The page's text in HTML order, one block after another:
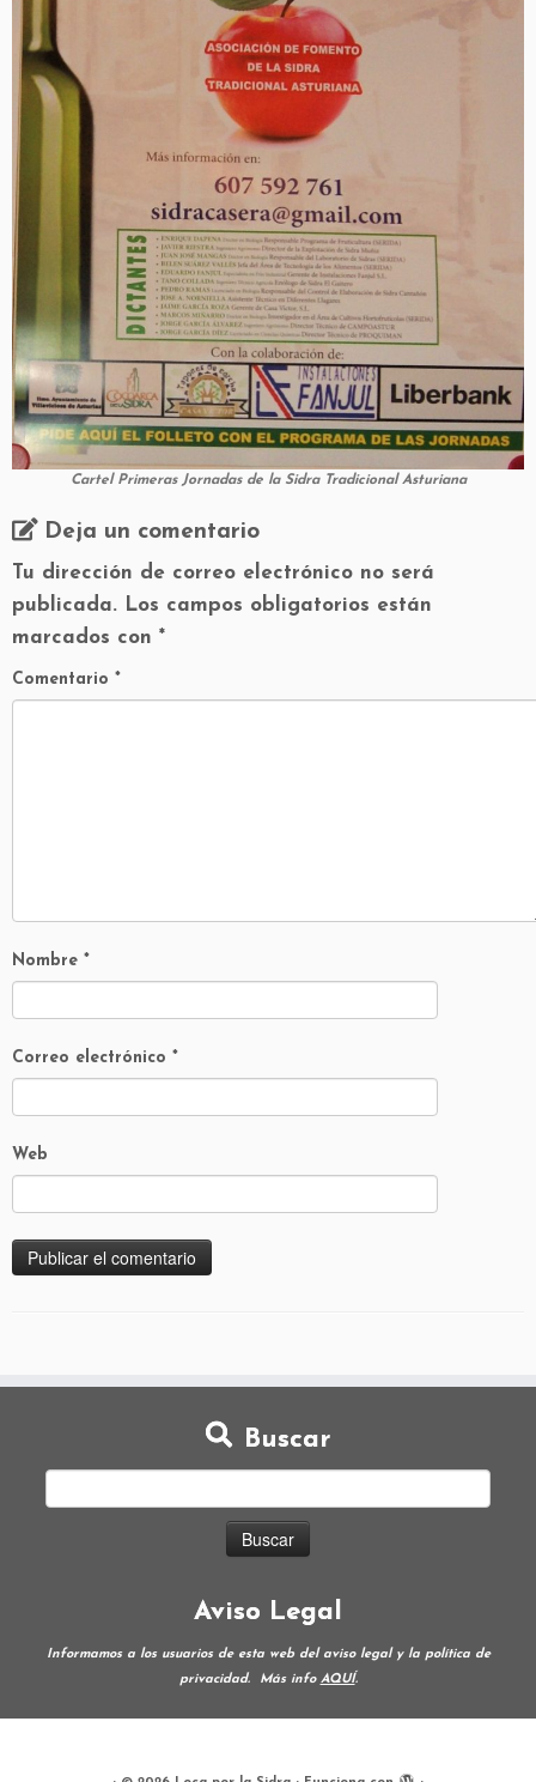
Cartel Primeras Jornadas de la Sidra Tradicional Asturiana
Deja un comentario
Tu dirección de correo electrónico no será
publicada. Los campos obligatorios están
marcados con *
Comentario *
Nombre *
Correo electrónico *
Web
Buscar
Aviso Legal
Informamos a los usuarios de esta web del aviso legal y la política de
privacidad.
Más info AQUÍ.